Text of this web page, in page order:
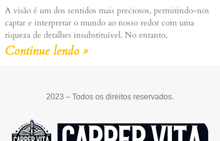
A visão é um dos sentidos mais preciosos, permitindo-nos
captar e interpretar o mundo ao nosso redor com uma
riqueza de detalhes insubstituível. No entanto,
Continue lendo »
2023 – Todos os direitos reservados.